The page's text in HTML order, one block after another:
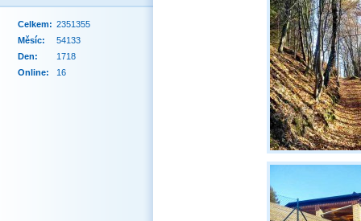
Online: 16
Celkem: 2351355
Měsíc:
54133
Den:
1718